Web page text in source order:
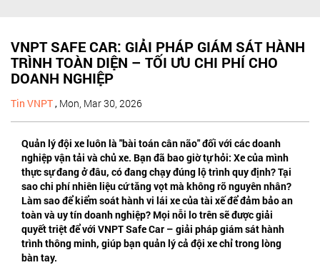
VNPT SAFE CAR: GIẢI PHÁP GIÁM SÁT HÀNH
TRÌNH TOÀN DIỆN – TỐI ƯU CHI PHÍ CHO
DOANH NGHIỆP
Tin VNPT, Mon, Mar 30, 2026
Quản lý đội xe luôn là "bài toán cân não" đối với các doanh
nghiệp vận tải và chủ xe. Bạn đã bao giờ tự hỏi: Xe của mình
thực sự đang ở đâu, có đang chạy đúng lộ trình quy định? Tại
sao chi phí nhiên liệu cứ tăng vọt mà không rõ nguyên nhân?
Làm sao để kiểm soát hành vi lái xe của tài xế để đảm bảo an
toàn và uy tín doanh nghiệp? Mọi nỗi lo trên sẽ được giải
quyết triệt để với VNPT Safe Car – giải pháp giám sát hành
trình thông minh, giúp bạn quản lý cả đội xe chỉ trong lòng
bàn tay.